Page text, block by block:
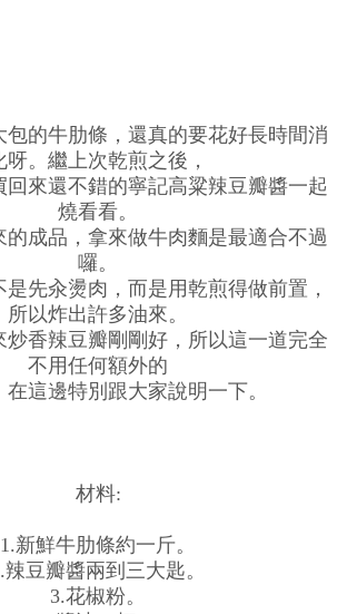
包的牛肋條，還真的要花好長時間消
呀。繼上次乾煎之後，
回來還不錯的寧記高粱辣豆瓣醬一起
燒看看。
的成品，拿來做牛肉麵是最適合不過
囉。
是先汆燙肉，而是用乾煎得做前置，
所以炸出許多油來。
炒香辣豆瓣剛剛好，所以這一道完全
不用任何額外的
這邊特別跟大家說明一下。
材料:
1.新鮮牛肋條約一斤。
辣豆瓣醬兩到三大匙。
3.花椒粉。